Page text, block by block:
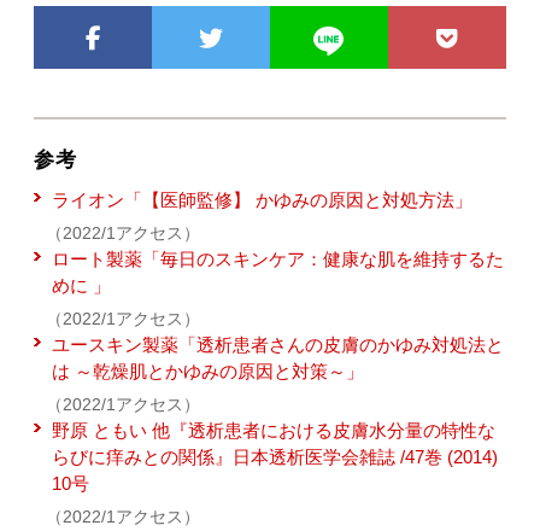
参考
ライオン「【医師監修】 かゆみの原因と対処方法」
（2022/1アクセス）
ロート製薬「毎日のスキンケア：健康な肌を維持するた
めに 」
（2022/1アクセス）
ユースキン製薬「透析患者さんの皮膚のかゆみ対処法と
は ～乾燥肌とかゆみの原因と対策～」
（2022/1アクセス）
野原 ともい 他『透析患者における皮膚水分量の特性な
らびに痒みとの関係』日本透析医学会雑誌 /47巻 (2014)
10号
（2022/1アクセス）